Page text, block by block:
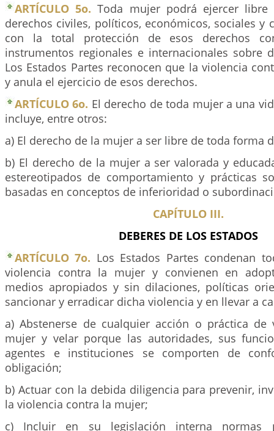
ARTÍCULO 5o. Toda mujer podrá ejercer libre
derechos civiles, políticos, económicos, sociales y
con la total protección de esos derechos
instrumentos regionales e internacionales sobre
Los Estados Partes reconocen que la violencia
y anula el ejercicio de esos derechos.
ARTÍCULO 6o. El derecho de toda mujer a una
incluye, entre otros:
a) El derecho de la mujer a ser libre de toda forma
b) El derecho de la mujer a ser valorada y
estereotipados de comportamiento y prácticas
basadas en conceptos de inferioridad o
CAPÍTULO III.
DEBERES DE LOS ESTADOS
ARTÍCULO 7o. Los Estados Partes condenan
violencia contra la mujer y convienen en
medios apropiados y sin dilaciones, políticas
sancionar y erradicar dicha violencia y en llevar a
a) Abstenerse de cualquier acción o práctica de
mujer y velar porque las autoridades, sus
agentes e instituciones se comporten de
obligación;
b) Actuar con la debida diligencia para prevenir,
la violencia contra la mujer;
c) Incluir en su legislación interna normas